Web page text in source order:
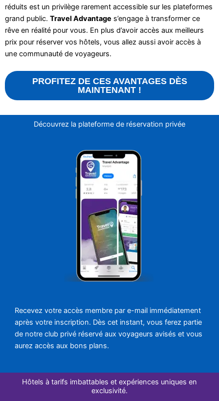
réduits est un privilège rarement accessible sur les plateformes
grand public. Travel Advantage s’engage à transformer ce
rêve en réalité pour vous. En plus d’avoir accès aux meilleurs
prix pour réserver vos hôtels, vous allez aussi avoir accès à
une communauté de voyageurs.
PROFITEZ DE CES AVANTAGES DÈS
MAINTENANT !
Découvrez la plateforme de réservation privée
Recevez votre accès membre par e-mail immédiatement
après votre inscription. Dès cet instant, vous ferez partie
de notre club privé réservé aux voyageurs avisés et vous
aurez accès aux bons plans.
Hôtels à tarifs imbattables et expériences uniques en
exclusivité.